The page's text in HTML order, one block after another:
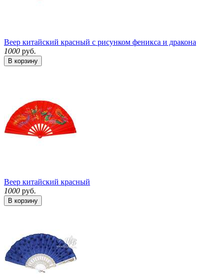
Веер китайский красный с рисунком феникса и дракона
1000 руб.
В корзину
Веер китайский красный
1000 руб.
В корзину